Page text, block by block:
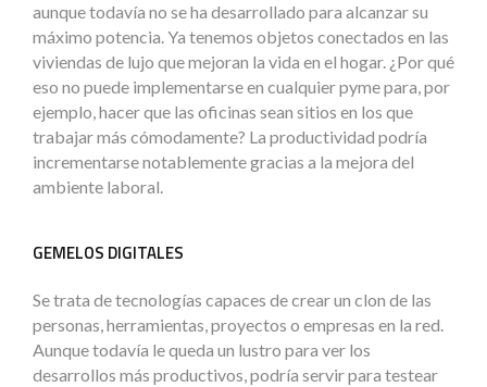
aunque todavía no se ha desarrollado para alcanzar su
máximo potencia. Ya tenemos objetos conectados en las
viviendas de lujo que mejoran la vida en el hogar. ¿Por qué
eso no puede implementarse en cualquier pyme para, por
ejemplo, hacer que las oficinas sean sitios en los que
trabajar más cómodamente? La productividad podría
incrementarse notablemente gracias a la mejora del
ambiente laboral.
GEMELOS DIGITALES
Se trata de tecnologías capaces de crear un clon de las
personas, herramientas, proyectos o empresas en la red.
Aunque todavía le queda un lustro para ver los
desarrollos más productivos, podría servir para testear